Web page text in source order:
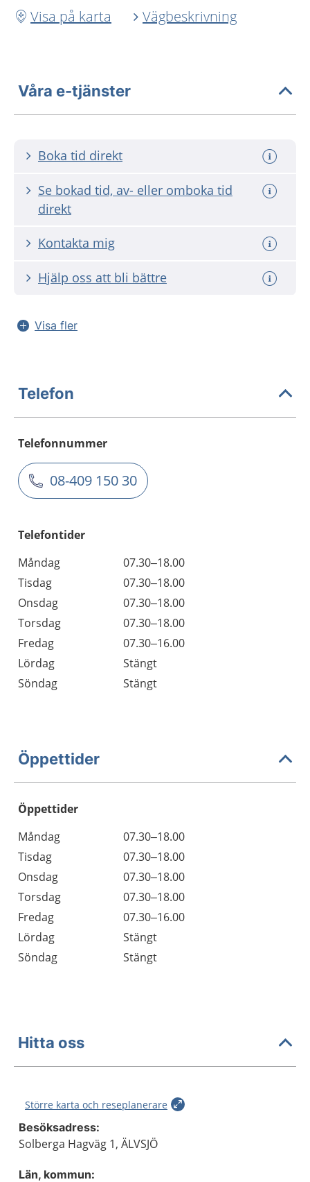
Visa på karta
Vägbeskrivning
Våra e-tjänster
Boka tid direkt
Se bokad tid, av- eller omboka tid
direkt
Kontakta mig
Hjälp oss att bli bättre
Visa fler
Telefon
Telefonnummer
08-409 150 30
Telefontider
Måndag
07.30–18.00
Tisdag
07.30–18.00
Onsdag
07.30–18.00
Torsdag
07.30–18.00
Fredag
07.30–16.00
Lördag
Stängt
Söndag
Stängt
Öppettider
Öppettider
Dag
Öppettider
Kommentarer
Måndag
07.30–18.00
Tisdag
07.30–18.00
Onsdag
07.30–18.00
Torsdag
07.30–18.00
Fredag
07.30–16.00
Lördag
Stängt
Söndag
Stängt
Hitta oss
Större karta och reseplanerare
Besöksadress:
Solberga Hagväg 1, ÄLVSJÖ
Län, kommun: